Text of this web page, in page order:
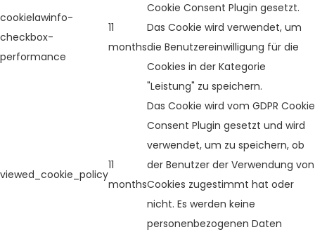
cookielawinfo-
checkbox-
performance
11
months
Cookie Consent Plugin gesetzt.
Das Cookie wird verwendet, um
die Benutzereinwilligung für die
Cookies in der Kategorie
"Leistung" zu speichern.
viewed_cookie_policy
11
months
Das Cookie wird vom GDPR Cookie
Consent Plugin gesetzt und wird
verwendet, um zu speichern, ob
der Benutzer der Verwendung von
Cookies zugestimmt hat oder
nicht. Es werden keine
personenbezogenen Daten